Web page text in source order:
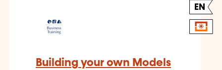
EN
Building your own Models